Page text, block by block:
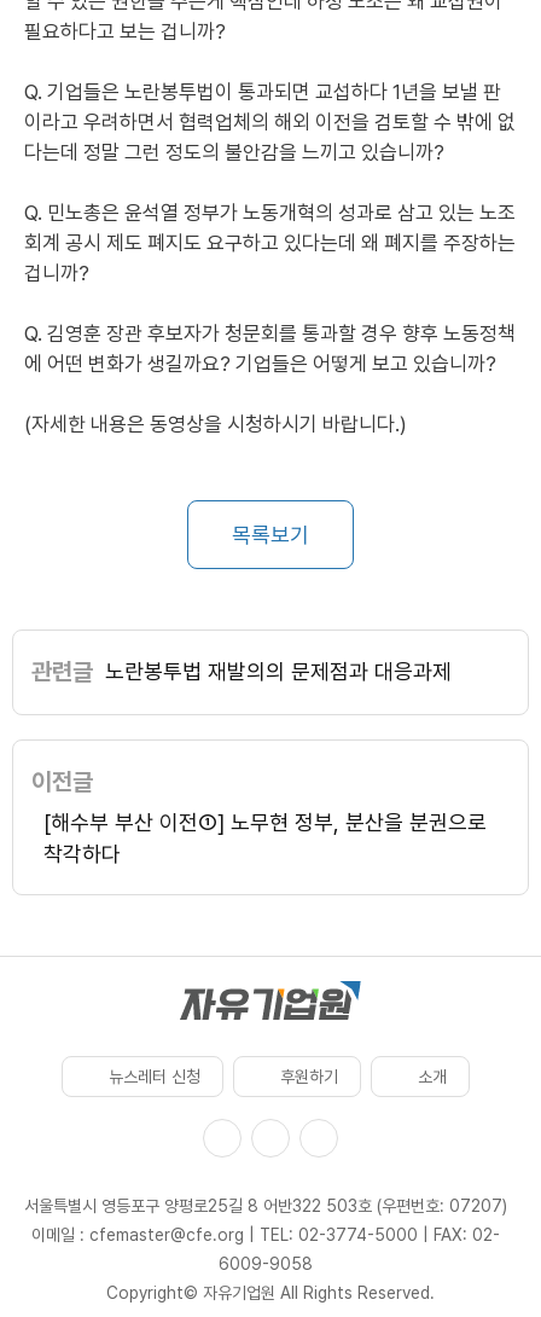
필요하다고 보는 겁니까?
Q. 기업들은 노란봉투법이 통과되면 교섭하다 1년을 보낼 판
이라고 우려하면서 협력업체의 해외 이전을 검토할 수 밖에 없
다는데 정말 그런 정도의 불안감을 느끼고 있습니까?
Q. 민노총은 윤석열 정부가 노동개혁의 성과로 삼고 있는 노조
회계 공시 제도 폐지도 요구하고 있다는데 왜 폐지를 주장하는
겁니까?
Q. 김영훈 장관 후보자가 청문회를 통과할 경우 향후 노동정책
에 어떤 변화가 생길까요? 기업들은 어떻게 보고 있습니까?
(자세한 내용은 동영상을 시청하시기 바랍니다.)
목록보기
관련글 노란봉투법 재발의의 문제점과 대응과제
이전글
[해수부 부산 이전①] 노무현 정부, 분산을 분권으로
착각하다
뉴스레터 신청 후원하기 소개
서울특별시 영등포구 양평로25길 8 어반322 503호 (우편번호: 07207)
이메일 : cfemaster@cfe.org
TEL: 02-3774-5000
FAX: 02-
6009-9058
Copyright© 자유기업원 All Rights Reserved.